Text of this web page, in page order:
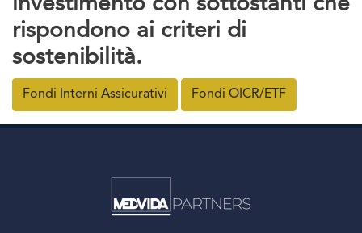
investimento con sottostanti che
rispondono ai criteri di
sostenibilità.
Fondi Interni Assicurativi Fondi OICR/ETF